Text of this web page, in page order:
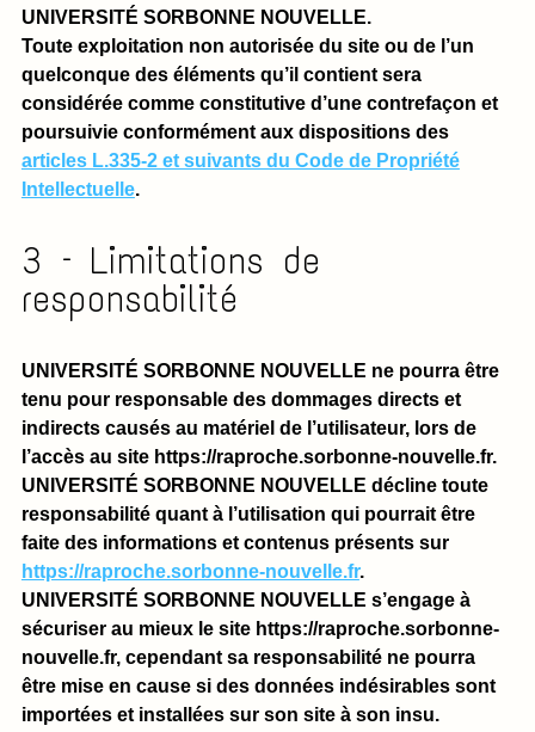
UNIVERSITÉ SORBONNE NOUVELLE.
Toute exploitation non autorisée du site ou de l’un
quelconque des éléments qu’il contient sera
considérée comme constitutive d’une contrefaçon et
poursuivie conformément aux dispositions des
articles L.335-2 et suivants du Code de Propriété
Intellectuelle.
3 – Limitations de
responsabilité
UNIVERSITÉ SORBONNE NOUVELLE ne pourra être
tenu pour responsable des dommages directs et
indirects causés au matériel de l’utilisateur, lors de
l’accès au site https://raproche.sorbonne-nouvelle.fr.
UNIVERSITÉ SORBONNE NOUVELLE décline toute
responsabilité quant à l’utilisation qui pourrait être
faite des informations et contenus présents sur
https://raproche.sorbonne-nouvelle.fr.
UNIVERSITÉ SORBONNE NOUVELLE s’engage à
sécuriser au mieux le site https://raproche.sorbonne-
nouvelle.fr, cependant sa responsabilité ne pourra
être mise en cause si des données indésirables sont
importées et installées sur son site à son insu.